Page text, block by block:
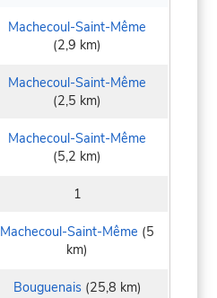
Machecoul-Saint-Même
(2,9 km)
Machecoul-Saint-Même
(2,5 km)
Machecoul-Saint-Même
(5,2 km)
1
Machecoul-Saint-Même (5
km)
Bouguenais(25,8 km)